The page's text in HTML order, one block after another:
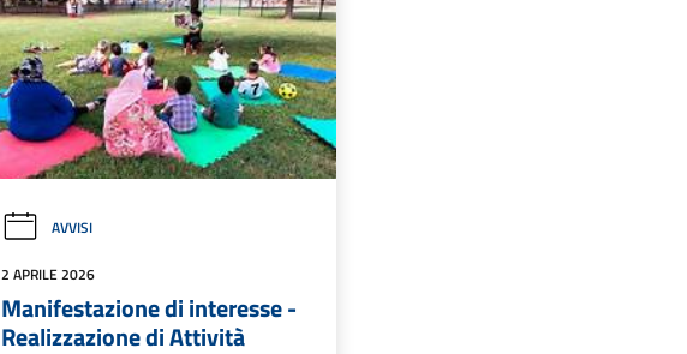
AVVISI
2 APRILE 2026
Manifestazione di interesse -
Realizzazione di Attività